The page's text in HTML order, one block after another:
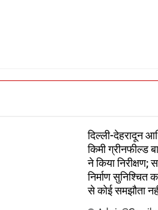
दिल्ली-देहरादून
किमी ग्रीनफील्ड
ने किया निरीक्षण;
निर्माण सुनिश्चित
से कोई समझौता